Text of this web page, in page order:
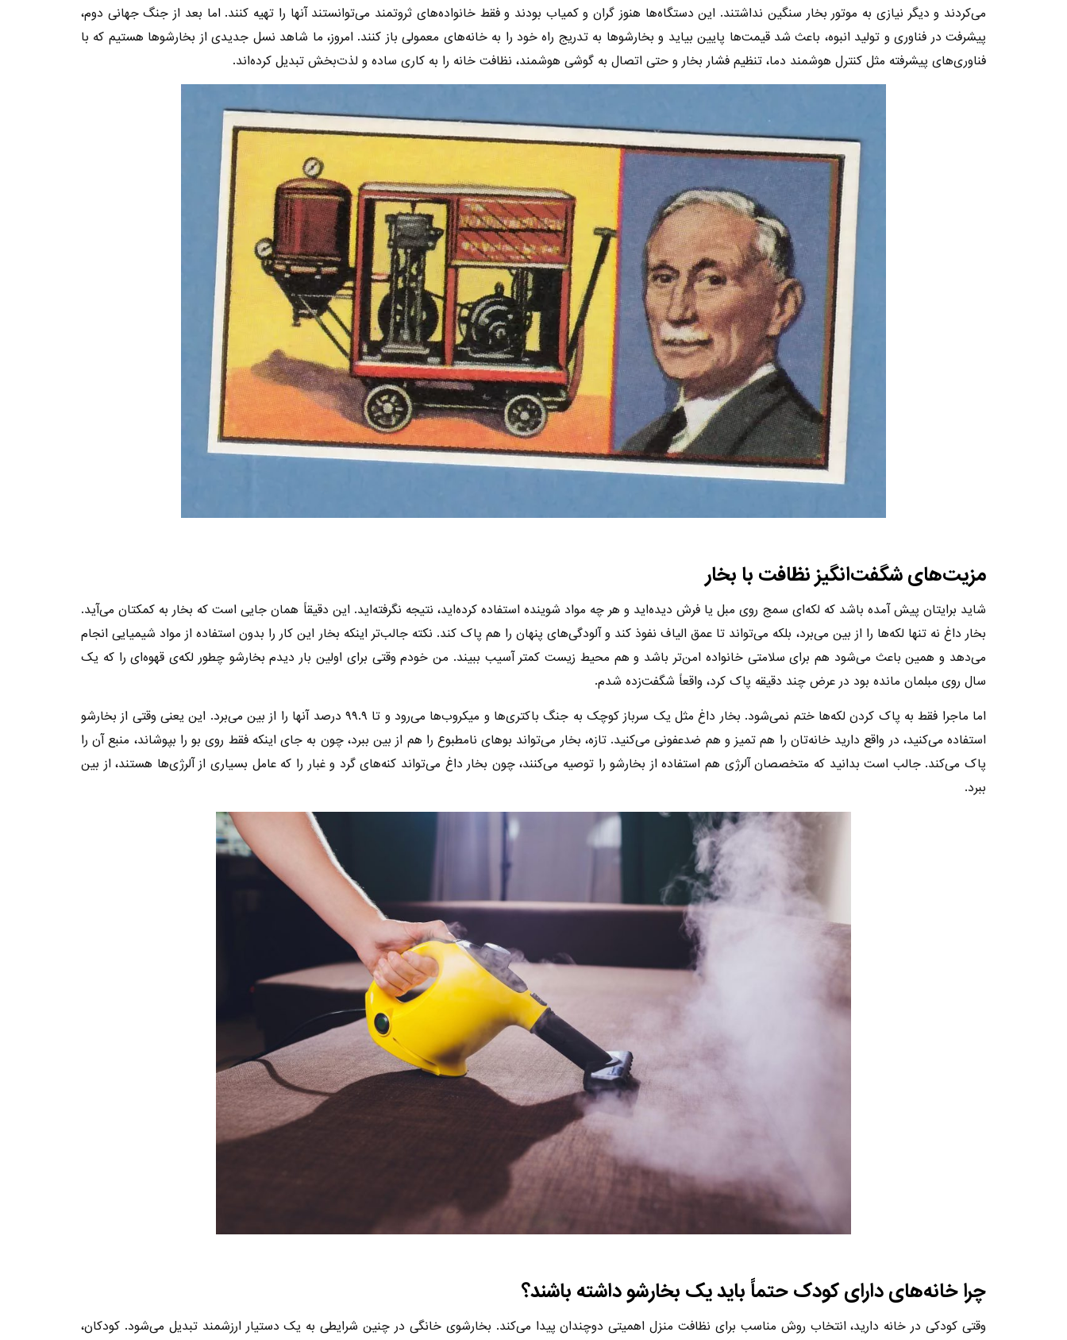
می‌کردند و دیگر نیازی به موتور بخار سنگین نداشتند. این دستگاه‌ها هنوز گران و کمیاب بودند و فقط خانواده‌های ثروتمند می‌توانستند آنها را تهیه کنند. اما بعد از جنگ جهانی دوم،
پیشرفت در فناوری و تولید انبوه، باعث شد قیمت‌ها پایین بیاید و بخارشوها به تدریج راه خود را به خانه‌های معمولی باز کنند. امروز، ما شاهد نسل جدیدی از بخارشوها هستیم که با
فناوری‌های پیشرفته مثل کنترل هوشمند دما، تنظیم فشار بخار و حتی اتصال به گوشی هوشمند، نظافت خانه را به کاری ساده و لذت‌بخش تبدیل کرده‌اند.
مزیت‌های شگفت‌انگیز نظافت با بخار
شاید برایتان پیش آمده باشد که لکه‌ای سمج روی مبل یا فرش دیده‌اید و هر چه مواد شوینده استفاده کرده‌اید، نتیجه نگرفته‌اید. این دقیقاً همان جایی است که بخار به کمکتان می‌آید.
بخار داغ نه تنها لکه‌ها را از بین می‌برد، بلکه می‌تواند تا عمق الیاف نفوذ کند و آلودگی‌های پنهان را هم پاک کند. نکته جالب‌تر اینکه بخار این کار را بدون استفاده از مواد شیمیایی انجام
می‌دهد و همین باعث می‌شود هم برای سلامتی خانواده امن‌تر باشد و هم محیط زیست کمتر آسیب ببیند. من خودم وقتی برای اولین بار دیدم بخارشو چطور لکه‌ی قهوه‌ای را که یک
سال روی مبلمان مانده بود در عرض چند دقیقه پاک کرد، واقعاً شگفت‌زده شدم.
اما ماجرا فقط به پاک کردن لکه‌ها ختم نمی‌شود. بخار داغ مثل یک سرباز کوچک به جنگ باکتری‌ها و میکروب‌ها می‌رود و تا ۹۹.۹ درصد آنها را از بین می‌برد. این یعنی وقتی از بخارشو
استفاده می‌کنید، در واقع دارید خانه‌تان را هم تمیز و هم ضدعفونی می‌کنید. تازه، بخار می‌تواند بوهای نامطبوع را هم از بین ببرد، چون به جای اینکه فقط روی بو را بپوشاند، منبع آن را
پاک می‌کند. جالب است بدانید که متخصصان آلرژی هم استفاده از بخارشو را توصیه می‌کنند، چون بخار داغ می‌تواند کنه‌های گرد و غبار را که عامل بسیاری از آلرژی‌ها هستند، از بین
ببرد.
چرا خانه‌های دارای کودک حتماً باید یک بخارشو داشته باشند؟
وقتی کودکی در خانه دارید، انتخاب روش مناسب برای نظافت منزل اهمیتی دوچندان پیدا می‌کند. بخارشوی خانگی در چنین شرایطی به یک دستیار ارزشمند تبدیل می‌شود. کودکان،